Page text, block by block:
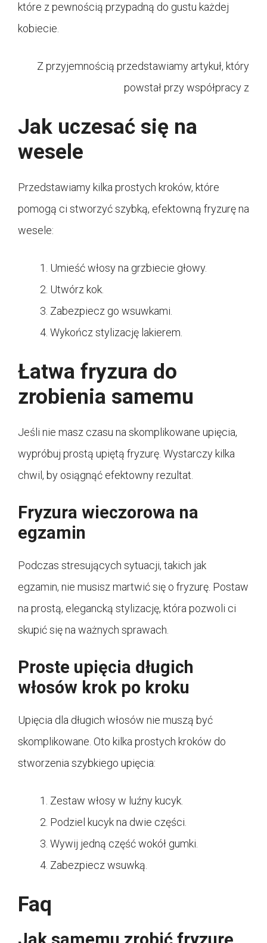
które z pewnością przypadną do gustu każdej
kobiecie.
Z przyjemnością przedstawiamy artykuł, który
powstał przy współpracy z
Jak uczesać się na
wesele
Przedstawiamy kilka prostych kroków, które
pomogą ci stworzyć szybką, efektowną fryzurę na
wesele:
Umieść włosy na grzbiecie głowy.
Utwórz kok.
Zabezpiecz go wsuwkami.
Wykończ stylizację lakierem.
Łatwa fryzura do
zrobienia samemu
Jeśli nie masz czasu na skomplikowane upięcia,
wypróbuj prostą upiętą fryzurę. Wystarczy kilka
chwil, by osiągnąć efektowny rezultat.
Fryzura wieczorowa na
egzamin
Podczas stresujących sytuacji, takich jak
egzamin, nie musisz martwić się o fryzurę. Postaw
na prostą, elegancką stylizację, która pozwoli ci
skupić się na ważnych sprawach.
Proste upięcia długich
włosów krok po kroku
Upięcia dla długich włosów nie muszą być
skomplikowane. Oto kilka prostych kroków do
stworzenia szybkiego upięcia:
Zestaw włosy w luźny kucyk.
Podziel kucyk na dwie części.
Wywij jedną część wokół gumki.
Zabezpiecz wsuwką.
Faq